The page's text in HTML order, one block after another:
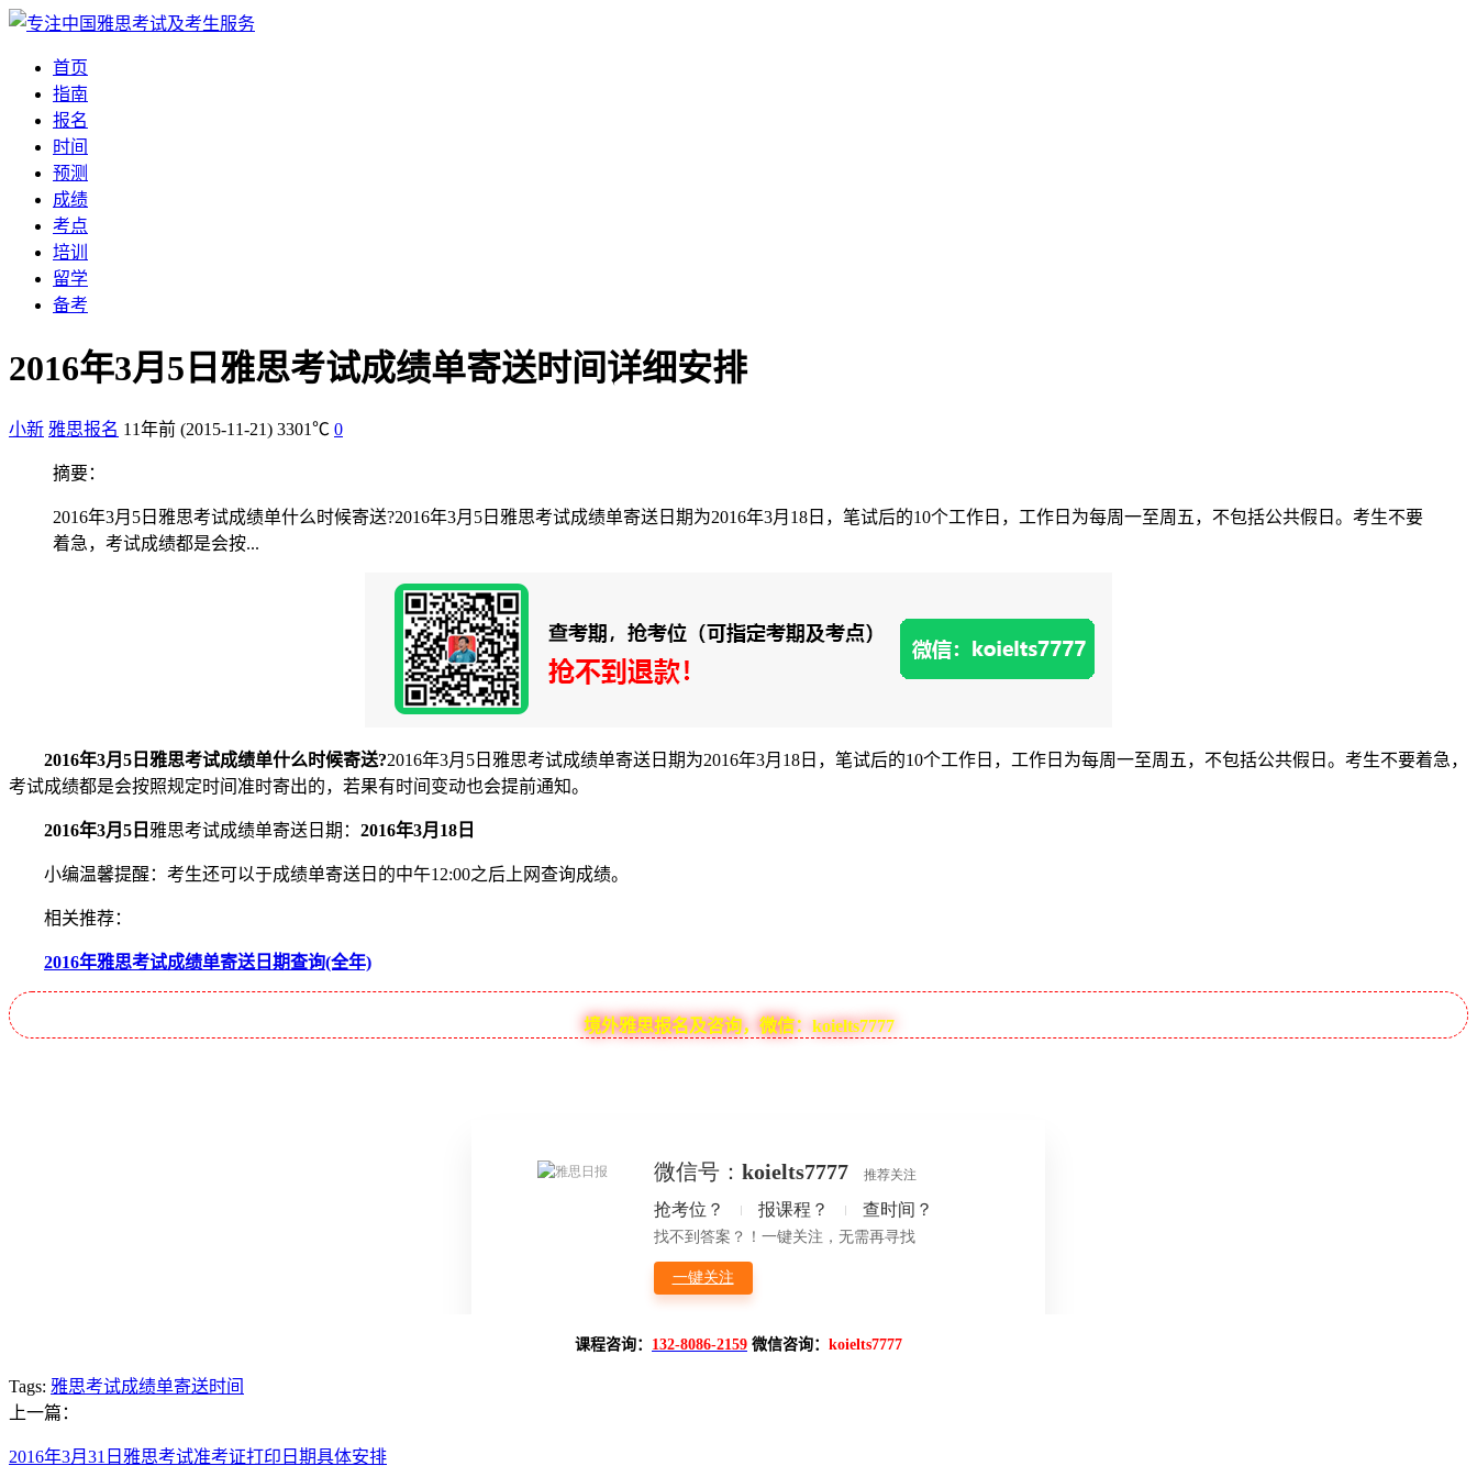
首页
指南
报名
时间
预测
成绩
考点
培训
留学
备考
2016年3月5日雅思考试成绩单寄送时间详细安排
小新 雅思报名 11年前 (2015-11-21) 3301℃ 0
摘要：
2016年3月5日雅思考试成绩单什么时候寄送?2016年3月5日雅思考试成绩单寄送日期为2016年3月18日，笔试后的10个工作日，工作日为每周一至周五，不包括公共假日。考生不要
着急，考试成绩都是会按...
2016年3月5日雅思考试成绩单什么时候寄送?2016年3月5日雅思考试成绩单寄送日期为2016年3月18日，笔试后的10个工作日，工作日为每周一至周五，不包括公共假日。考生不要着急，
考试成绩都是会按照规定时间准时寄出的，若果有时间变动也会提前通知。
2016年3月5日 雅思考试成绩单寄送日期： 2016年3月18日
小编温馨提醒：考生还可以于成绩单寄送日的中午12:00之后上网查询成绩。
相关推荐：
2016年雅思考试成绩单寄送日期查询(全年)
境外雅思报名及咨询，微信：koielts7777
课程咨询： 132-8086-2159 微信咨询： koielts7777
Tags: 雅思考试成绩单寄送时间
上一篇：
2016年3月31日雅思考试准考证打印日期具体安排